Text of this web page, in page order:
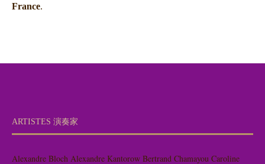
France.
ARTISTES 演奏家
Alexandre Bloch Alexandre Kantorow Bertrand Chamayou Caroline